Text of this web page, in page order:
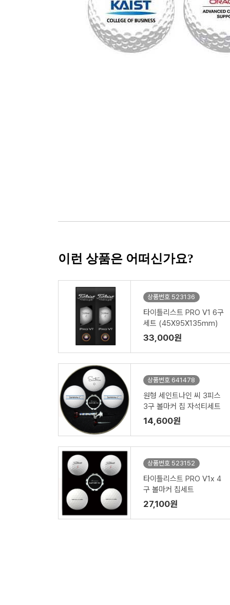
이런 상품은 어떠신가요?
상품번호 523136
타이틀리스트 PRO V1 6구
세트 (45X95X135mm)
33,000원
상품번호 641478
원형 세인트나인 씨 3피스
3구 볼마커 칩 자석티세트
14,600원
상품번호 523152
타이틀리스트 PRO V1x 4
구 볼마커 칩세트
27,100원